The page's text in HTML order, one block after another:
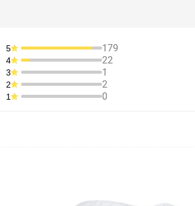
5 179
4 22
3 1
2 2
1 0